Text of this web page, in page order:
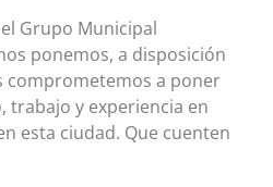
Grupo Municipal
ponemos, a disposición
comprometemos a poner
y experiencia en
esta ciudad. Que cuenten